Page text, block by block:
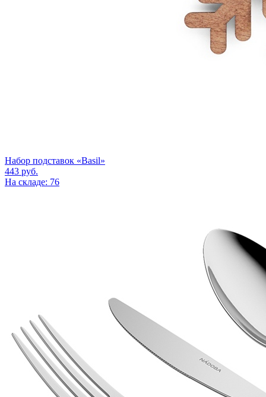
Набор подставок «Basil»
443 руб.
На складе: 76